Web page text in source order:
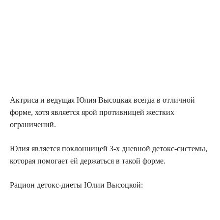
Актриса и ведущая Юлия Высоцкая всегда в отличной
форме, хотя является ярой противницей жестких
ограничений.
Юлия является поклонницей 3-х дневной детокс-системы,
которая помогает ей держаться в такой форме.
Рацион детокс-диеты Юлии Высоцкой: